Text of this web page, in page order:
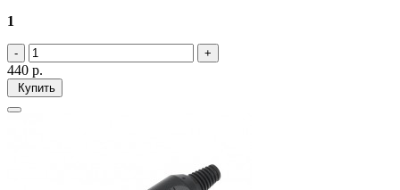
1
440 р.
Купить